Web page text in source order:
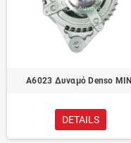
A6023 Δυναμό Denso MINI
DETAILS